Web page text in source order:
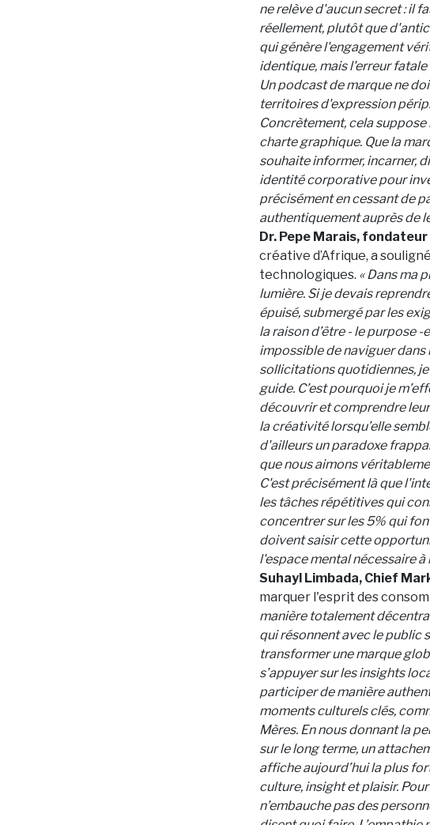
ne relève d'aucun secret : il
réellement, plutôt que
qui génère l'engagement
identique, mais l'erreur
Un podcast de marque ne
territoires d'expression
Concrètement, cela
charte graphique. Que la
souhaite informer, incarner,
identité corporative pour
précisément en cessant de
authentiquement auprès de
Dr. Pepe Marais, fondateur
créative d’Afrique, a
technologiques. « Dans ma
lumière. Si je devais
épuisé, submergé par les
la raison d’être - le purpose
impossible de naviguer
sollicitations quotidiennes,
guide. C’est pourquoi je
découvrir et comprendre
la créativité lorsqu’elle
d'ailleurs un paradoxe
que nous aimons
C'est précisément là que
les tâches répétitives qui
concentrer sur les 5% qui
doivent saisir cette
l'espace mental nécessaire
Suhayl Limbada, Chief
marquer l'esprit des
manière totalement
qui résonnent avec le public
transformer une marque
s’appuyer sur les insights
participer de manière
moments culturels clés,
Mères. En nous donnant la
sur le long terme, un
affiche aujourd’hui la plus
culture, insight et plaisir.
n’embauche pas des